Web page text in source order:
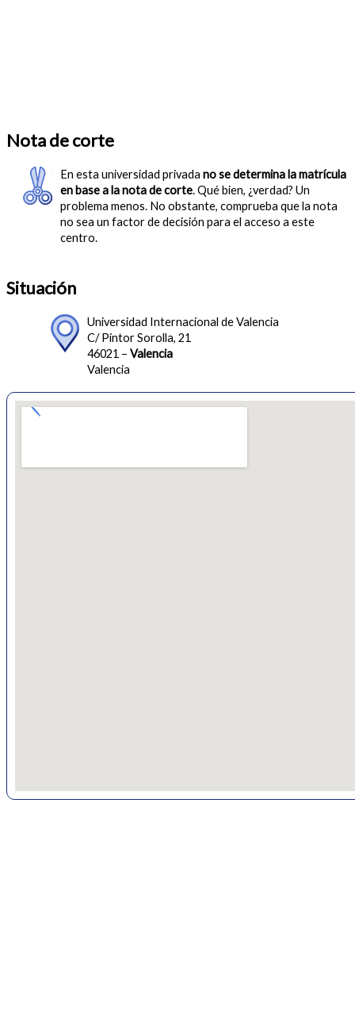
Nota de corte
En esta universidad privada no se determina la matrícula
en base a la nota de corte. Qué bien, ¿verdad? Un
problema menos. No obstante, comprueba que la nota
no sea un factor de decisión para el acceso a este
centro.
Situación
Universidad Internacional de Valencia
C/ Pintor Sorolla, 21
46021 – Valencia
Valencia